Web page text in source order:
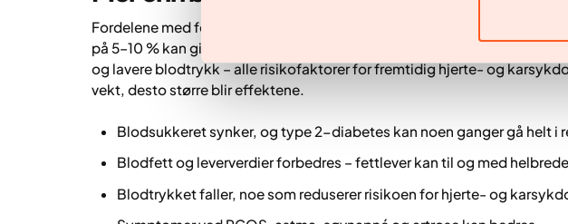
Fordelene med fedmemedisiner handler om mer enn tallet på vekten.
på 5–10 % kan gi store helsegevinster, som bedre blodsukkerkontroll,
og lavere blodtrykk – alle risikofaktorer for fremtidig hjerte- og
vekt, desto større blir effektene.
Blodsukkeret synker, og type 2-diabetes kan noen ganger gå helt i
Blodfett og leververdier forbedres – fettlever kan til og med
Blodtrykket faller, noe som reduserer risikoen for hjerte- og